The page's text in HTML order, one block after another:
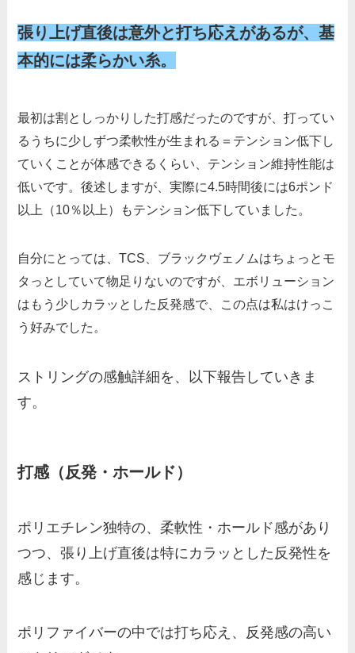
張り上げ直後は意外と打ち応えがあるが、基
本的には柔らかい糸。
最初は割としっかりした打感だったのですが、打ってい
るうちに少しずつ柔軟性が生まれる＝テンション低下し
ていくことが体感できるくらい、テンション維持性能は
低いです。後述しますが、実際に4.5時間後には6ポンド
以上（10％以上）もテンション低下していました。
自分にとっては、TCS、ブラックヴェノムはちょっとモ
タっとしていて物足りないのですが、エボリューション
はもう少しカラッとした反発感で、この点は私はけっこ
う好みでした。
ストリングの感触詳細を、以下報告していきま
す。
打感（反発・ホールド）
ポリエチレン独特の、柔軟性・ホールド感があり
つつ、張り上げ直後は特にカラッとした反発性を
感じます。
ポリファイバーの中では打ち応え、反発感の高い